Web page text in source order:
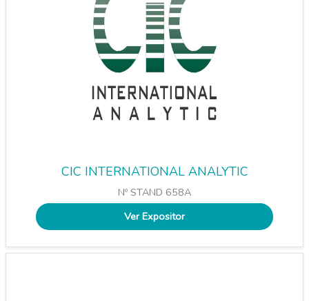
CIC INTERNATIONAL ANALYTIC
Nº STAND 658A
Ver Expositor